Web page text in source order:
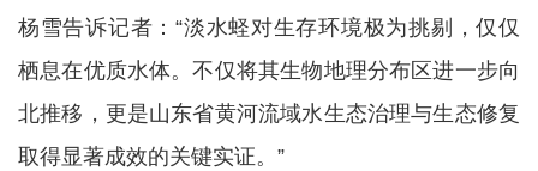
杨雪告诉记者：“淡水蛏对生存环境极为挑剔，仅仅
栖息在优质水体。不仅将其生物地理分布区进一步向
北推移，更是山东省黄河流域水生态治理与生态修复
取得显著成效的关键实证。”